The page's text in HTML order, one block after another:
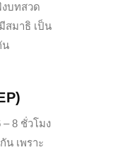
บทสวด
สมาธิ เป็น
น
8 ชั่วโมง
น เพราะ